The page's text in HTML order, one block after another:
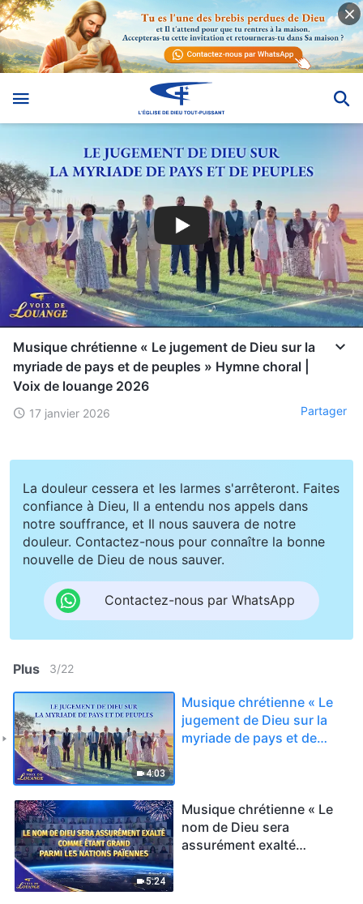
Musique chrétienne « Le jugement de Dieu sur la
myriade de pays et de peuples » Hymne choral |
Voix de louange 2026
17 janvier 2026 Partager
La douleur cessera et les larmes s'arrêteront. Faites
confiance à Dieu, Il a entendu nos appels dans
notre souffrance, et Il nous sauvera de notre
douleur. Contactez-nous pour connaître la bonne
nouvelle de Dieu de nous sauver.
Contactez-nous par WhatsApp
Plus 3/22
4:03
Musique chrétienne « Le
jugement de Dieu sur la
myriade de pays et de
5:24
Musique chrétienne « Le
nom de Dieu sera
assurément exalté